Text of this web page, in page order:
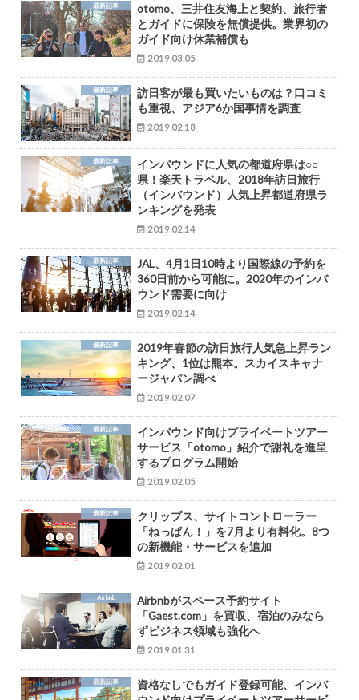
最新記事
otomo、三井住友海上と契約、旅行者
とガイドに保険を無償提供。業界初の
ガイド向け休業補償も
2019.03.05
最新記事
訪日客が最も買いたいものは？口コミ
も重視、アジア6か国事情を調査
2019.02.18
最新記事
インバウンドに人気の都道府県は○○
県！楽天トラベル、2018年訪日旅行
（インバウンド）人気上昇都道府県ラ
ンキングを発表
2019.02.14
最新記事
JAL、4月1日10時より国際線の予約を
360日前から可能に。2020年のインバ
ウンド需要に向け
2019.02.14
最新記事
2019年春節の訪日旅行人気急上昇ラン
キング、1位は熊本。スカイスキャナ
ージャパン調べ
2019.02.07
最新記事
インバウンド向けプライベートツアー
サービス「otomo」紹介で謝礼を進呈
するプログラム開始
2019.02.05
最新記事
クリップス、サイトコントローラー
「ねっぱん！」を7月より有料化。8つ
の新機能・サービスを追加
2019.02.01
Airbnb
Airbnbがスペース予約サイト
「Gaest.com」を買収、宿泊のみなら
ずビジネス領域も強化へ
2019.01.31
最新記事
資格なしでもガイド登録可能、インバ